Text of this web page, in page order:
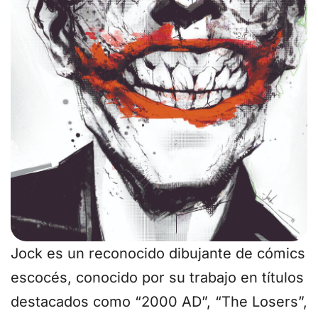
Jock es un reconocido dibujante de cómics
escocés, conocido por su trabajo en títulos
destacados como “2000 AD”, “The Losers”,